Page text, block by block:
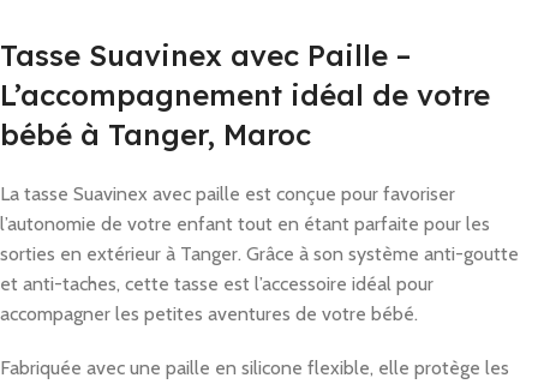
Tasse Suavinex avec Paille –
L’accompagnement idéal de votre
bébé à Tanger, Maroc
La tasse Suavinex avec paille est conçue pour favoriser
l’autonomie de votre enfant tout en étant parfaite pour les
sorties en extérieur à Tanger. Grâce à son système anti-goutte
et anti-taches, cette tasse est l’accessoire idéal pour
accompagner les petites aventures de votre bébé.
Fabriquée avec une paille en silicone flexible, elle protège les